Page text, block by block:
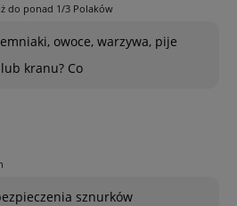
do ponad 1/3 Polaków
owoce, warzywa, pije
kranu? Co
sznurków